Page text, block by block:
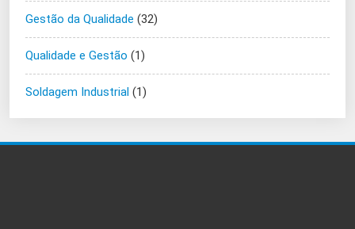
Gestão da Qualidade (32)
Qualidade e Gestão (1)
Soldagem Industrial (1)